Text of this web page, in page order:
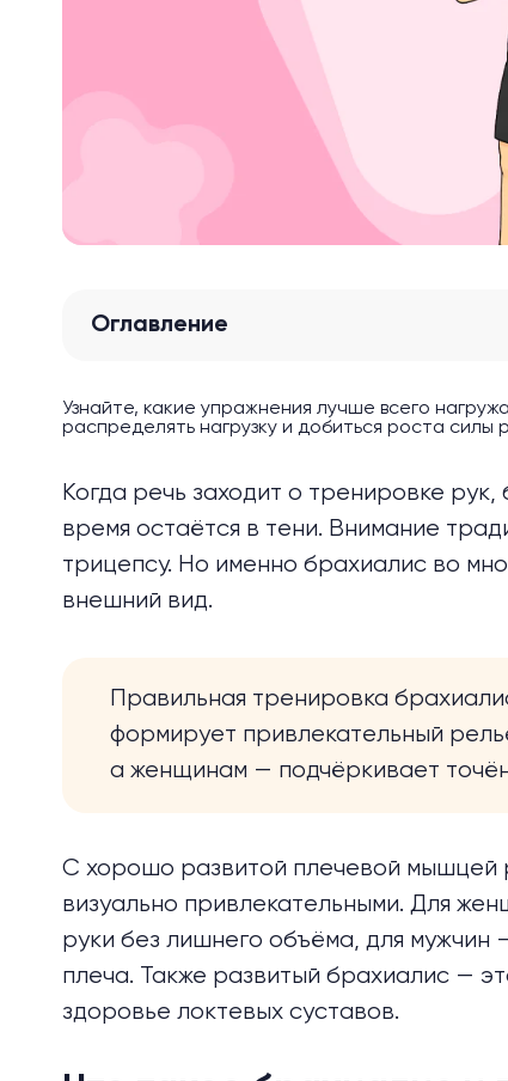
Оглавление
Узнайте, какие упражнения лучше всего
распределять нагрузку и добиться роста силы
Когда речь заходит о тренировке
время остаётся в тени. Внимание
трицепсу. Но именно брахиалис во
внешний вид.
Правильная тренировка
формирует привлекательный
а женщинам — подчёркивает
С хорошо развитой плечевой мышцей
визуально привлекательными. Для
руки без лишнего объёма, для
плеча. Также развитый брахиалис —
здоровье локтевых суставов.